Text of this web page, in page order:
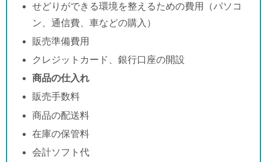
せどりができる環境を整えるための費用（パソコ
ン、通信費、車などの購入）
販売準備費用
クレジットカード、銀行口座の開設
商品の仕入れ
販売手数料
商品の配送料
在庫の保管料
会計ソフト代